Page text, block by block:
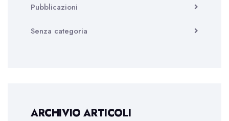
Pubblicazioni
Senza categoria
ARCHIVIO ARTICOLI